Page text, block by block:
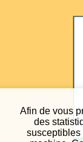
Afin de vous
des
susceptibles